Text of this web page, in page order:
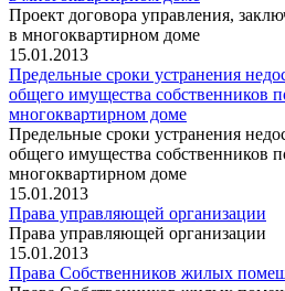
Проект договора управления,
в многоквартирном доме
15.01.2013
Предельные сроки устранения
общего имущества собственников
многоквартирном доме
Предельные сроки устранения
общего имущества собственников
многоквартирном доме
15.01.2013
Права управляющей организации
Права управляющей организации
15.01.2013
Права Собственников жилых